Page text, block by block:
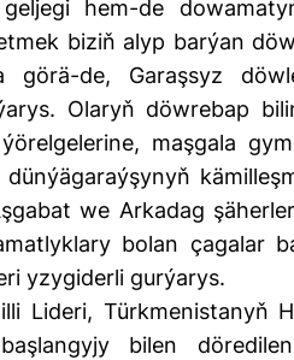
hem-de
biziň alyp barýan
de, Garaşsyz
Olaryň döwrebap
maşgala
we Arkadag
bolan çagalar
yzygiderli gurýarys.
Lideri, Türkmenistanyň
bilen